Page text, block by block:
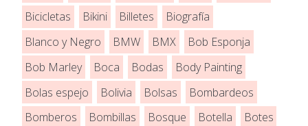
Bicicletas
Bikini Billetes
Biografía
Blanco y Negro
BMW BMX
Bob Esponja
Bob Marley
Boca Bodas
Body Painting
Bolas espejo
Bolivia Bolsas
Bombardeos
Bomberos
Bombillas Bosque Botella
Botes